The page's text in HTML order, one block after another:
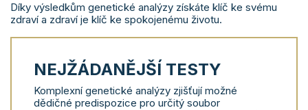
Díky výsledkům genetické analýzy získáte klíč ke svému
zdraví a zdraví je klíč ke spokojenému životu.
NEJŽÁDANĚJŠÍ TESTY
Komplexní genetické analýzy zjišťují možné
dědičné predispozice pro určitý soubor